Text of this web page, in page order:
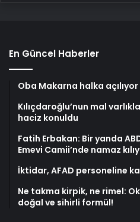
En Güncel Haberler
Oba Makarna halka açılıyor
Kılıçdaroğlu’nun mal
haciz konuldu
Fatih Erbakan: Bir yanda
Emevi Camii’nde namaz
İktidar, AFAD personeline
Ne takma kirpik, ne rimel:
doğal ve sihirli formül!